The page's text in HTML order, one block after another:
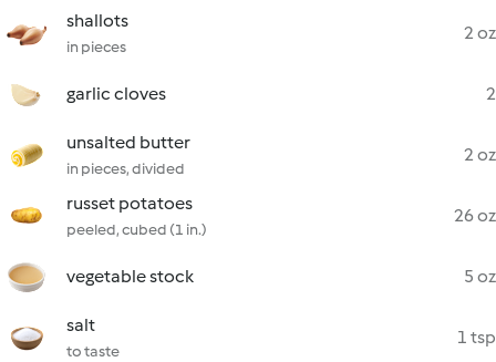
shallots
in pieces
2 oz
garlic cloves 2
unsalted butter
in pieces, divided
2 oz
russet potatoes
peeled, cubed (1 in.)
26 oz
vegetable stock 5 oz
salt
to taste
1 tsp